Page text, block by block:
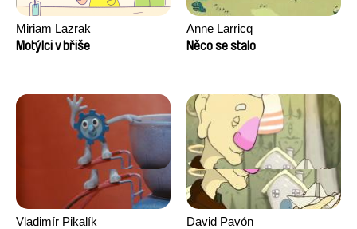
Miriam Lazrak
Motýlci v břiše
Anne Larricq
Něco se stalo
Vladimír Pikalík
David Pavón